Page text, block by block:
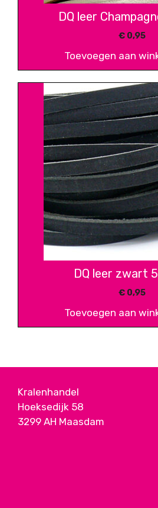
DQ leer
€ 0,95
Toevoegen aan
DQ leer zwart
€ 0,95
Toevoegen aan
Kralenhandel
Hoeksedijk 58
3299 AH Maasdam